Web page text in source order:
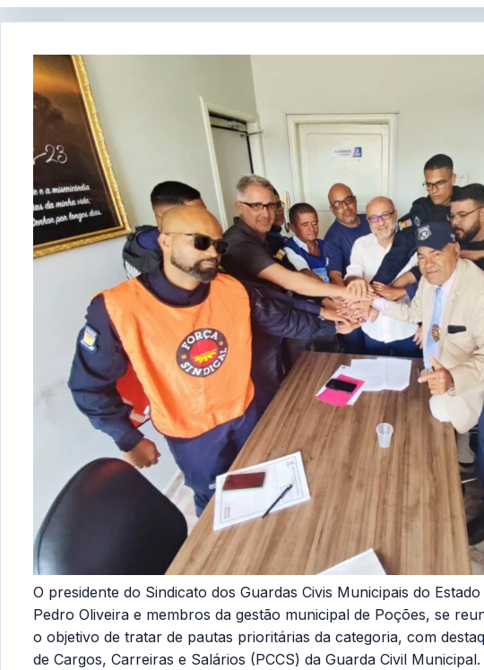
O presidente do Sindicato dos Guardas Civis Municipais do
Pedro Oliveira e membros da gestão municipal de Poções, se
o objetivo de tratar de pautas prioritárias da categoria, com
de Cargos, Carreiras e Salários (PCCS) da Guarda Civil Municipal.